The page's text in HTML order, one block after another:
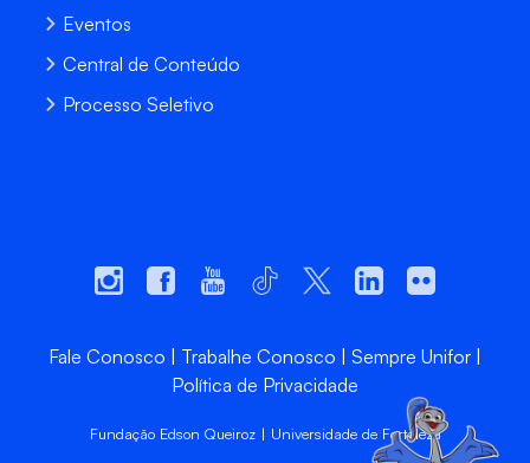
Eventos
Central de Conteúdo
Processo Seletivo
Fale Conosco Trabalhe Conosco
Sempre Unifor
Política de Privacidade
Fundação Edson Queiroz | Universidade de Fortaleza